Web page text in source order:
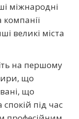
міжнародні
великі міста
на першому
що
що
під час